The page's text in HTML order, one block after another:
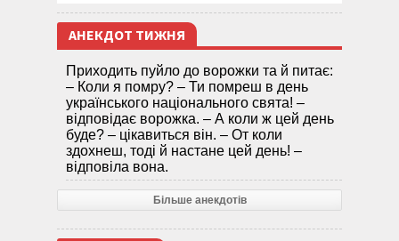
АНЕКДОТ ТИЖНЯ
Приходить пуйло до ворожки та й питає:
– Коли я помру? – Ти помреш в день
українського національного свята! –
відповідає ворожка. – А коли ж цей день
буде? – цікавиться він. – От коли
здохнеш, тоді й настане цей день! –
відповіла вона.
Більше анекдотів